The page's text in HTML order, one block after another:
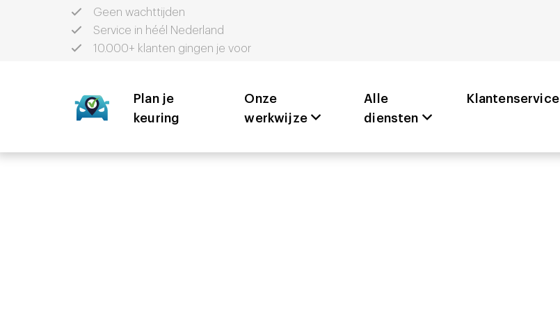
Geen wachttijden
Service in héél Nederland
10.000+ klanten gingen je voor
Plan je
keuring
Onze
werkwijze
Alle
diensten
Klantenservice